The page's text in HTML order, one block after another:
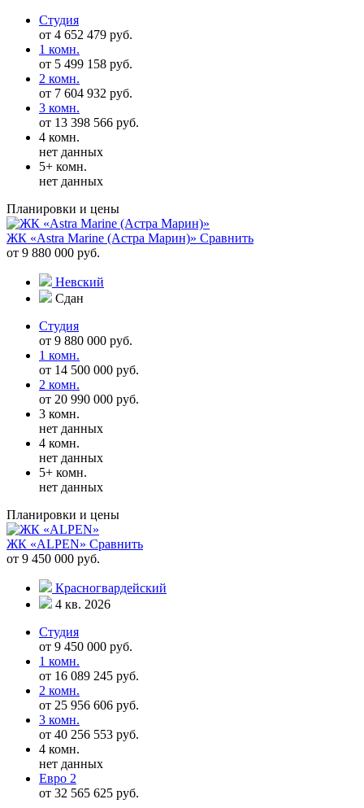
Студия
от 4 652 479 руб.
1 комн.
от 5 499 158 руб.
2 комн.
от 7 604 932 руб.
3 комн.
от 13 398 566 руб.
4 комн.
нет данных
5+ комн.
нет данных
Планировки и цены
ЖК «Astra Marine (Астра Марин)» Сравнить
от 9 880 000 руб.
Невский
Сдан
Студия
от 9 880 000 руб.
1 комн.
от 14 500 000 руб.
2 комн.
от 20 990 000 руб.
3 комн.
нет данных
4 комн.
нет данных
5+ комн.
нет данных
Планировки и цены
ЖК «ALPEN» Сравнить
от 9 450 000 руб.
Красногвардейский
4 кв. 2026
Студия
от 9 450 000 руб.
1 комн.
от 16 089 245 руб.
2 комн.
от 25 956 606 руб.
3 комн.
от 40 256 553 руб.
4 комн.
нет данных
Евро 2
от 32 565 625 руб.